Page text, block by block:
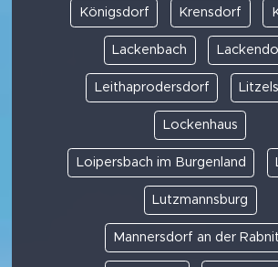
Königsdorf Krensdorf
Lackenbach
Leithaprodersdorf
Lockenhaus
Loipersbach im Burgenland
Lutzmannsburg
Mannersdorf an der